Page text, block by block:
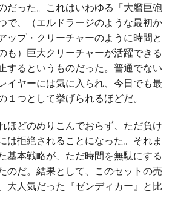
だった。これはいわゆる「大艦巨砲
で、（エルドラージのような最初か
ップ・クリーチャーのように時間と
も）巨大クリーチャーが活躍できる
するというものだった。普通でない
イヤーには気に入られ、今日でも最
１つとして挙げられるほどだ。
ほどのめりこんでおらず、ただ負け
は拒絶されることになった。それま
基本戦略が、ただ時間を無駄にする
のだ。結果として、このセットの売
大人気だった『ゼンディカー』と比